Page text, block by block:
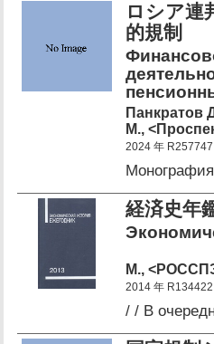
ロシア連
的規制
Панкратов
М.,
2024 年 R257747
経済史
М.,
2014 年 R134422
/ / В